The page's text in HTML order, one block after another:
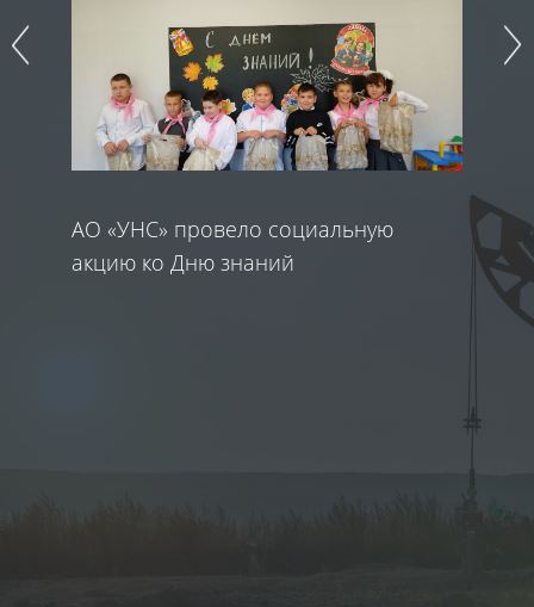
АО «УНС» провело социальную
акцию ко Дню знаний